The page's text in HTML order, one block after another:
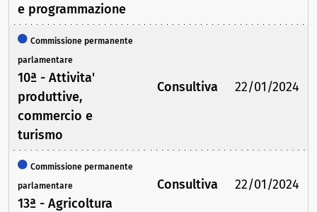
e programmazione
Commissione permanente
parlamentare
10ª - Attivita'
produttive,
commercio e
turismo
Consultiva 22/01/2024
Commissione permanente
parlamentare
13ª - Agricoltura
Consultiva 22/01/2024